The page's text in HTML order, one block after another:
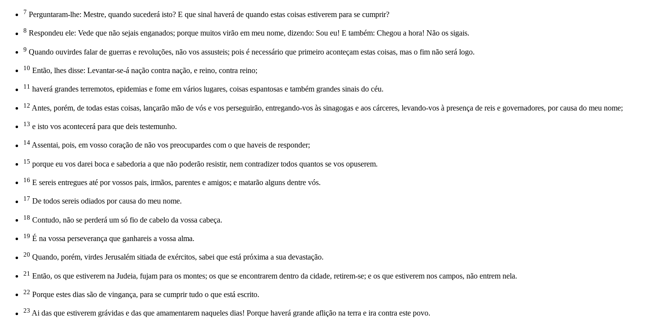
7 Perguntaram-lhe: Mestre, quando sucederá isto? E que sinal haverá de quando estas coisas estiverem para se cumprir?
8 Respondeu ele: Vede que não sejais enganados; porque muitos virão em meu nome, dizendo: Sou eu! E também: Chegou a hora! Não os sigais.
9 Quando ouvirdes falar de guerras e revoluções, não vos assusteis; pois é necessário que primeiro aconteçam estas coisas, mas o fim não será logo.
10 Então, lhes disse: Levantar-se-á nação contra nação, e reino, contra reino;
11 haverá grandes terremotos, epidemias e fome em vários lugares, coisas espantosas e também grandes sinais do céu.
12 Antes, porém, de todas estas coisas, lançarão mão de vós e vos perseguirão, entregando-vos às sinagogas e aos cárceres, levando-vos à presença de reis e governadores, por causa do meu nome;
13 e isto vos acontecerá para que deis testemunho.
14 Assentai, pois, em vosso coração de não vos preocupardes com o que haveis de responder;
15 porque eu vos darei boca e sabedoria a que não poderão resistir, nem contradizer todos quantos se vos opuserem.
16 E sereis entregues até por vossos pais, irmãos, parentes e amigos; e matarão alguns dentre vós.
17 De todos sereis odiados por causa do meu nome.
18 Contudo, não se perderá um só fio de cabelo da vossa cabeça.
19 É na vossa perseverança que ganhareis a vossa alma.
20 Quando, porém, virdes Jerusalém sitiada de exércitos, sabei que está próxima a sua devastação.
21 Então, os que estiverem na Judeia, fujam para os montes; os que se encontrarem dentro da cidade, retirem-se; e os que estiverem nos campos, não entrem nela.
22 Porque estes dias são de vingança, para se cumprir tudo o que está escrito.
23 Ai das que estiverem grávidas e das que amamentarem naqueles dias! Porque haverá grande aflição na terra e ira contra este povo.